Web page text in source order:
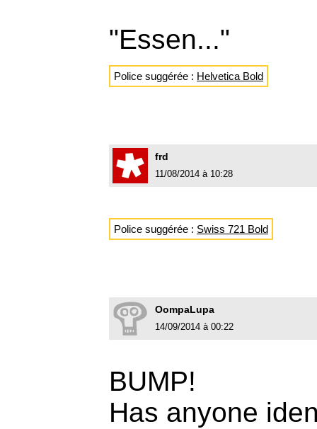
"Essen..."
Police suggérée : Helvetica Bold
frd
11/08/2014 à 10:28
Police suggérée : Swiss 721 Bold
OompaLupa
14/09/2014 à 00:22
BUMP!
Has anyone